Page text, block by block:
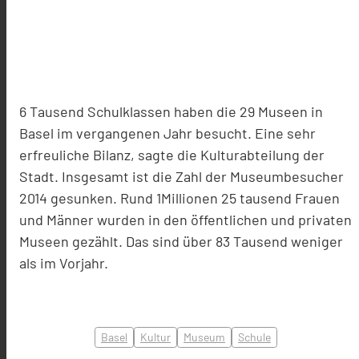
6 Tausend Schulklassen haben die 29 Museen in
Basel im vergangenen Jahr besucht. Eine sehr
erfreuliche Bilanz, sagte die Kulturabteilung der
Stadt. Insgesamt ist die Zahl der Museumbesucher
2014 gesunken. Rund 1Millionen 25 tausend Frauen
und Männer wurden in den öffentlichen und privaten
Museen gezählt. Das sind über 83 Tausend weniger
als im Vorjahr.
Basel Kultur Museum Schule